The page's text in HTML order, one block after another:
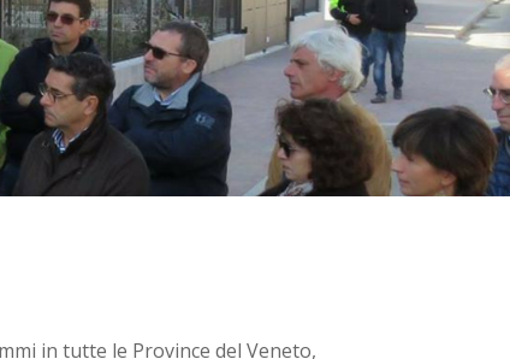
in tutte le Province del Veneto,